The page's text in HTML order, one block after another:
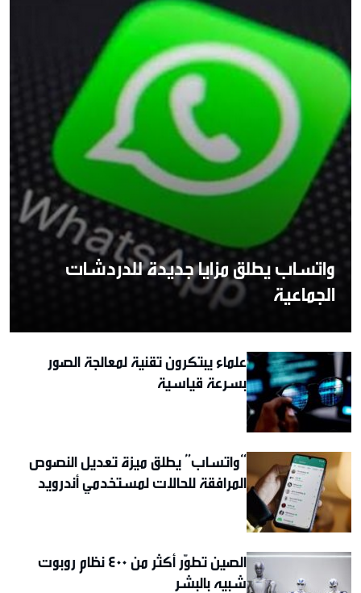
واتساب يطلق مزايا جديدة للدردشات
الجماعية
علماء يبتكرون تقنية لمعالجة الصور
بسرعة قياسية
“واتساب” يطلق ميزة تعديل النصوص
المرافقة للحالات لمستخدمي أندرويد
الصين تطوّر أكثر من 400 نظام روبوت
شبيه بالبشر